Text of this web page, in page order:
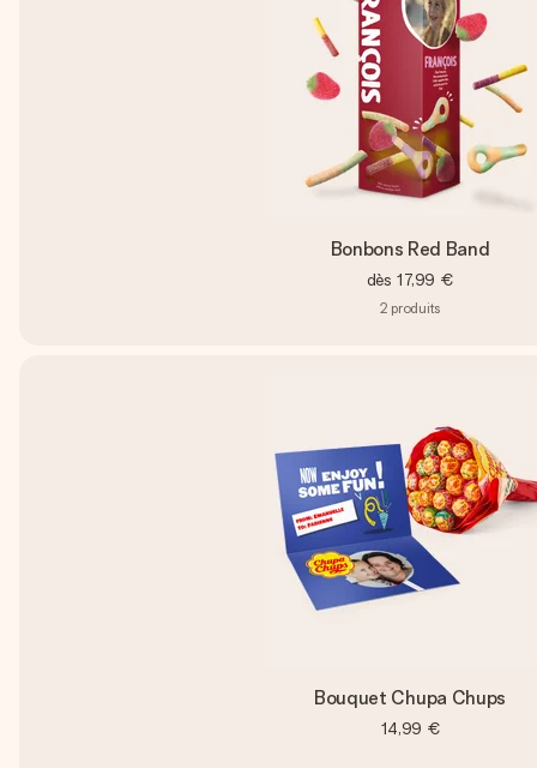
Bonbons Red Band
dès 17,99 €
2 produits
Bouquet Chupa Chups
14,99 €